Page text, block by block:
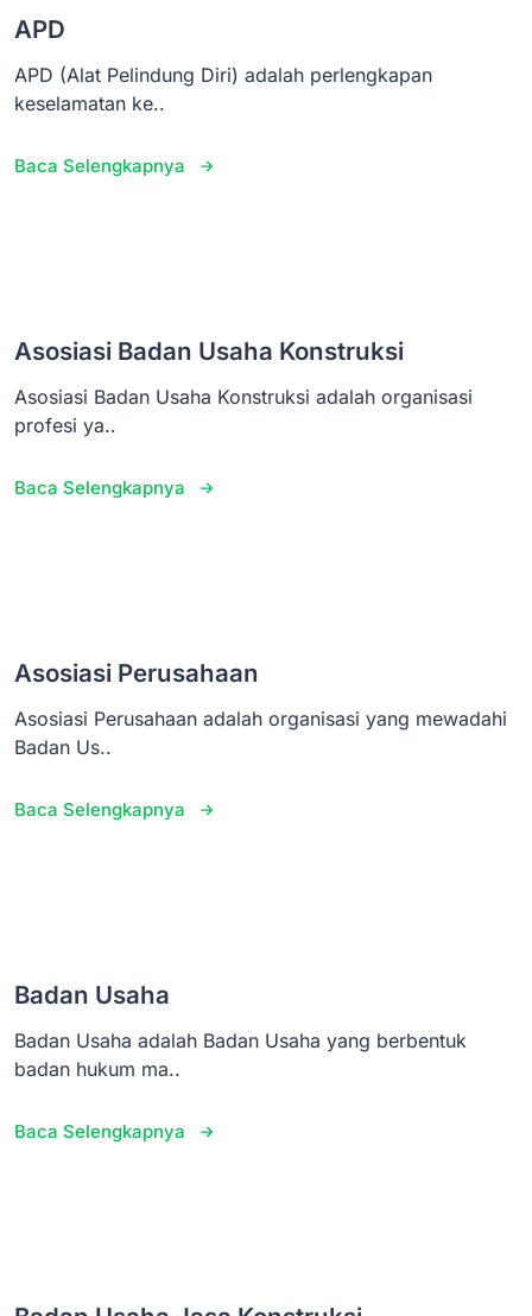
APD
APD (Alat Pelindung Diri) adalah perlengkapan
keselamatan ke..
Baca Selengkapnya
Asosiasi Badan Usaha Konstruksi
Asosiasi Badan Usaha Konstruksi adalah organisasi
profesi ya..
Baca Selengkapnya
Asosiasi Perusahaan
Asosiasi Perusahaan adalah organisasi yang mewadahi
Badan Us..
Baca Selengkapnya
Badan Usaha
Badan Usaha adalah Badan Usaha yang berbentuk
badan hukum ma..
Baca Selengkapnya